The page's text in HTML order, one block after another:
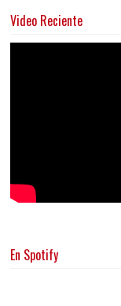
Video Reciente
En Spotify